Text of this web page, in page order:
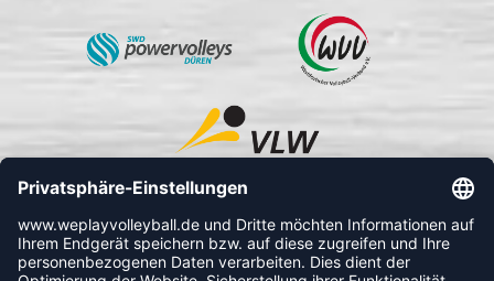
FOLLOW US